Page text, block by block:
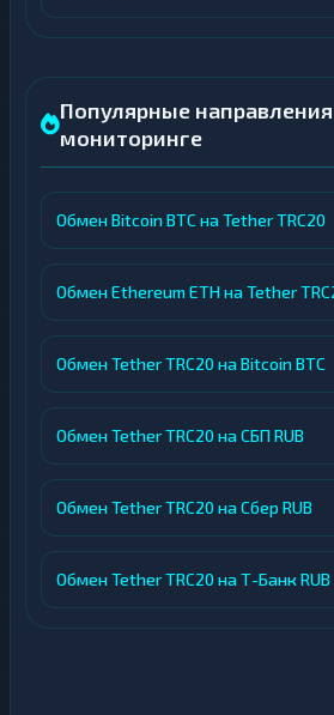
Популярные
мониторинге
Обмен Bitcoin BTC на Tether TRC20
Обмен Ethereum ETH на Tether
Обмен Tether TRC20 на Bitcoin BTC
Обмен Tether TRC20 на СБП RUB
Обмен Tether TRC20 на Сбер RUB
Обмен Tether TRC20 на Т-Банк RUB